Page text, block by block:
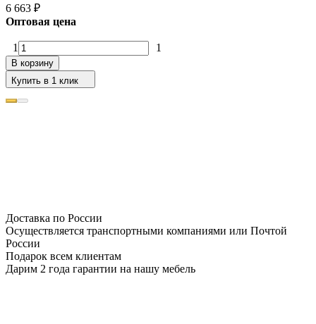
6 663 ₽
Оптовая цена
1 1
В корзину
Купить в 1 клик
Доставка по России
Осуществляется транспортными компаниями или Почтой
России
Подарок всем клиентам
Дарим 2 года гарантии на нашу мебель